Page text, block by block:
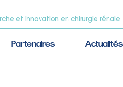
et innovation en chirurgie rénale
Partenaires Actualités